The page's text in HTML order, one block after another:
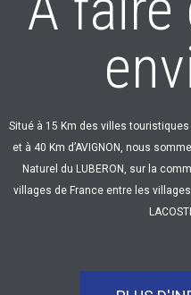
Situé à 15 Km des villes touristiques
et à 40 Km d’AVIGNON, nous
Naturel du LUBERON, sur la
villages de France entre les villages